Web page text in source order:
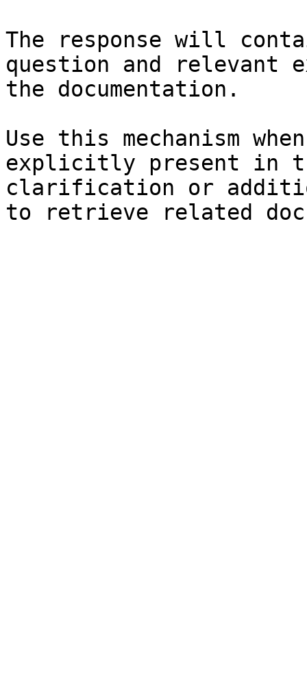
The response will
question and relevant
the documentation.
Use this mechanism
explicitly present in
clarification or